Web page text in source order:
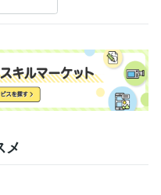
メ